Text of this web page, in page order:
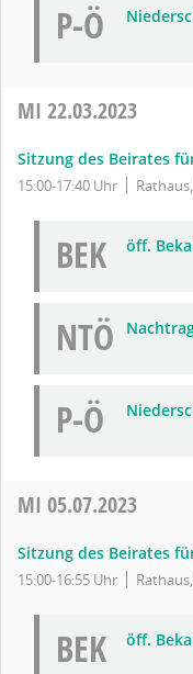
P-Ö
MI 22.03.2023
Sitzung des Beirates
15:00-17:40 Uhr
BEK öff.
NTÖ
P-Ö
MI 05.07.2023
Sitzung des Beirates
15:00-16:55 Uhr
BEK öff.